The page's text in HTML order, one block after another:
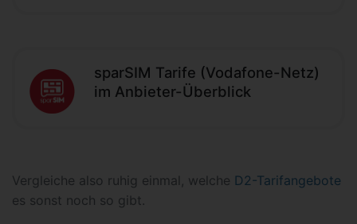
sparSIM Tarife (Vodafone-Netz)
im Anbieter-Überblick
Vergleiche also ruhig einmal, welche D2-Tarifangebote
es sonst noch so gibt.